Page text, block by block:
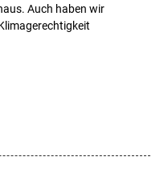
Auch haben wir